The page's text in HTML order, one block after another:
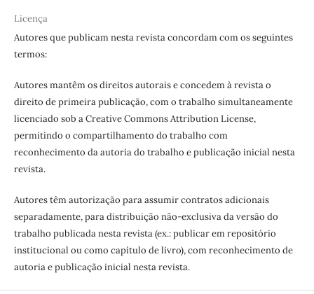
Licença
Autores que publicam nesta revista concordam com os seguintes
termos:
Autores mantêm os direitos autorais e concedem à revista o
direito de primeira publicação, com o trabalho simultaneamente
licenciado sob a Creative Commons Attribution License,
permitindo o compartilhamento do trabalho com
reconhecimento da autoria do trabalho e publicação inicial nesta
revista.
Autores têm autorização para assumir contratos adicionais
separadamente, para distribuição não-exclusiva da versão do
trabalho publicada nesta revista (ex.: publicar em repositório
institucional ou como capítulo de livro), com reconhecimento de
autoria e publicação inicial nesta revista.